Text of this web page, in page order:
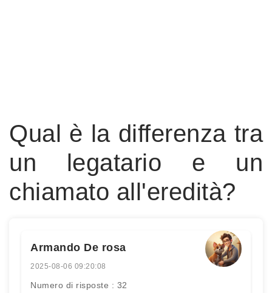
Qual è la differenza tra
un legatario e un
chiamato all'eredità?
Armando De rosa
2025-08-06 09:20:08
Numero di risposte : 32